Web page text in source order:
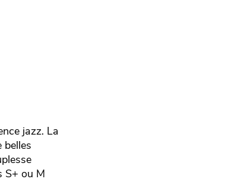
jazz. La
belles
S+ ou M